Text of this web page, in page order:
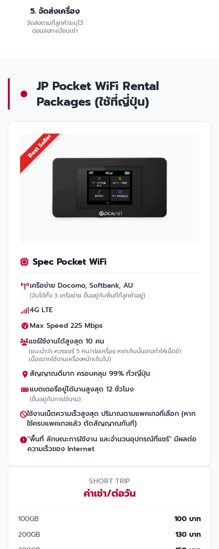
5. จัดส่งเครื่อง
จัดส่งตามที่ลูกค้าระบุไว้
ตอนลงทะเบียนเช่า
JP Pocket WiFi Rental
Packages (ใช้ที่ญี่ปุ่น)
Best Seller
Spec Pocket WiFi
เครือข่าย Docomo, Softbank, AU
(จับได้ทั้ง 3 เครือข่าย ขึ้นอยู่กับพื่นที่ที่ลูกค้าอยู่)
4G LTE
Max Speed 225 Mbps
แชร์ใช้งานได้สูงสุด 10 คน
(แนะนำว่า ควรแชร์ 5 คน/ต่อเครื่อง หากเกินนั้นอาจทำให้เน็ตช้า
เนื่องจากใช้งานเครื่องหนักเกินไป)
สัญญาณดีมาก ครอบคลุม 99% ทั่วญี่ปุ่น
แบตเตอรี่อยู่ได้นานสูงสุด 12 ชั่วโมง
(ขึ้นอยู่กับการใช้งาน)
ใช้งานเน็ตความเร็วสูงสุด ปริมาณตามแพคเกจที่เลือก (หาก
ใช้ครบแพคเกจแล้ว ตัดสัญญาณทันที)
"พื้นที่ ลักษณะการใช้งาน และจำนวนอุปกรณ์ที่แชร์" มีผลต่อ
ความเร็วของ Internet
SHORT TRIP
ค่าเช่า/ต่อวัน
100GB
100 บาท
200GB
130 บาท